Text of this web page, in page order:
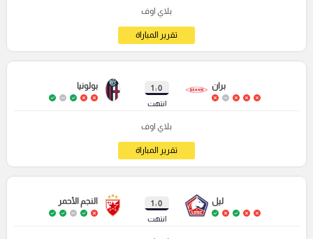
بلاي اوف
تقرير المباراة
بران
0 : 1
انتهت
بولونيا
بلاي اوف
تقرير المباراة
ليل
0 : 1
انتهت
النجم الأحمر